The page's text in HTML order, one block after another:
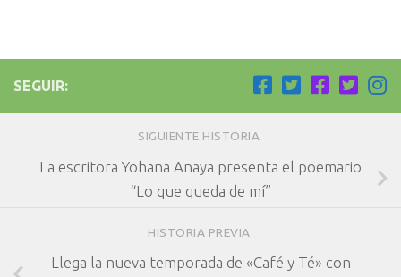
SEGUIR:
SIGUIENTE HISTORIA
La escritora Yohana Anaya presenta el poemario
“Lo que queda de mí”
HISTORIA PREVIA
Llega la nueva temporada de «Café y Té» con